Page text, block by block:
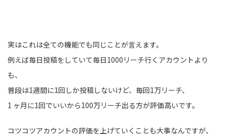
実はこれは全ての機能でも同じことが言えます。
例えば毎日投稿をしていて毎日1000リーチ行くアカウントより
も、
普段は1週間に1回しか投稿しないけど、毎回1万リーチ、
1 ヶ月に1回でいいから100万リーチ出る方が評価高いです。
コツコツアカウントの評価を上げていくことも大事なんですが、